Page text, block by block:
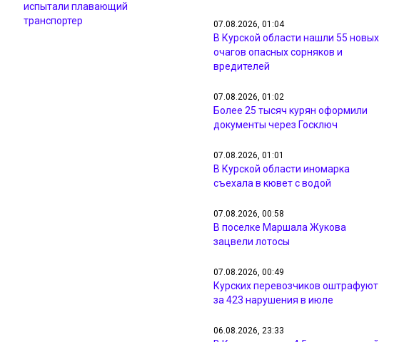
испытали плавающий
транспортер
07.08.2026, 01:04
В Курской области нашли 55 новых
очагов опасных сорняков и
вредителей
07.08.2026, 01:02
Более 25 тысяч курян оформили
документы через Госключ
07.08.2026, 01:01
В Курской области иномарка
съехала в кювет с водой
07.08.2026, 00:58
В поселке Маршала Жукова
зацвели лотосы
07.08.2026, 00:49
Курских перевозчиков оштрафуют
за 423 нарушения в июле
06.08.2026, 23:33